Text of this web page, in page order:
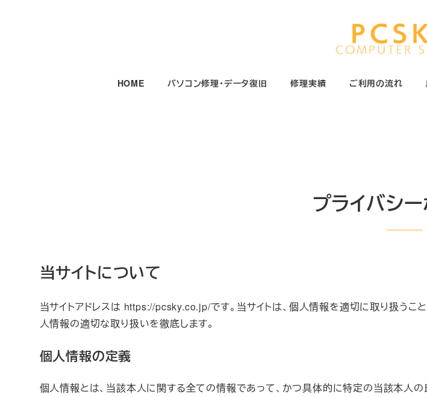
HOME パソコン修理・データ復旧 修理実績 ご利用の流れ
プライバシ
当サイトについて
当サイトアドレスは https://pcsky.co.jp/です。当サイトは、個人情報を適切に取り扱う
人情報の適切な取り扱いを徹底します。
個人情報の定義
個人情報とは、当該本人に関する全ての情報であって、かつ具体的に特定の当該本人